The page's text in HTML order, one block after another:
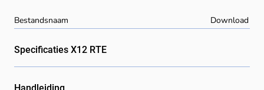
Bestandsnaam Download
Specificaties X12 RTE
Handleiding